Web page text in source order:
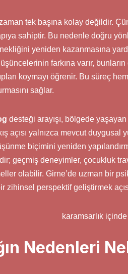
tek başına kolay değildir.
sahiptir. Bu nedenle doğru
yeniden kazanmasına
farkına varır,
koymayı öğrenir. Bu süreç
sağlar.
desteği arayışı, bölgede
açısı yalnızca mevcut duygusal
biçimini yeniden
geçmiş deneyimler, çocukluk
olabilir. Girne’de uzman bir
zihinsel perspektif geliştirmek
Nedenleri